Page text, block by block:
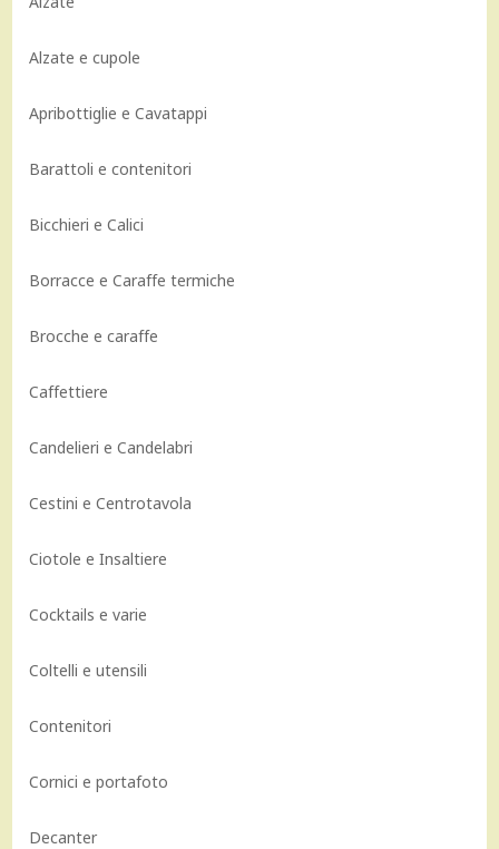
Alzate e cupole
Apribottiglie e Cavatappi
Barattoli e contenitori
Bicchieri e Calici
Borracce e Caraffe termiche
Brocche e caraffe
Caffettiere
Candelieri e Candelabri
Cestini e Centrotavola
Ciotole e Insaltiere
Cocktails e varie
Coltelli e utensili
Contenitori
Cornici e portafoto
Decanter